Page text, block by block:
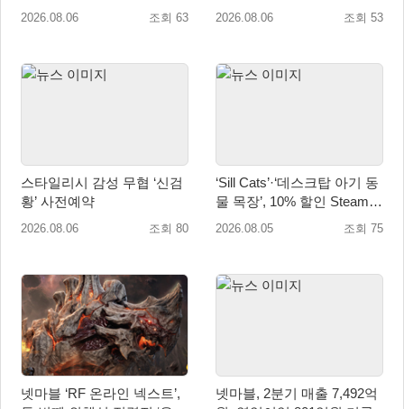
정 영상 공개
2026.08.06 조회 63
업데이트 실시
2026.08.06 조회 53
스타일리시 감성 무협 ‘신검
황’ 사전예약
2026.08.06 조회 80
‘Sill Cats’·‘데스크탑 아기 동
물 목장’, 10% 할인 Steam
번들 판매
2026.08.05 조회 75
넷마블 ‘RF 온라인 넥스트’,
넷마블, 2분기 매출 7,492억